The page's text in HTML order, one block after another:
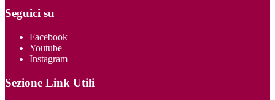
Seguici su
Facebook
Youtube
Instagram
Sezione Link Utili